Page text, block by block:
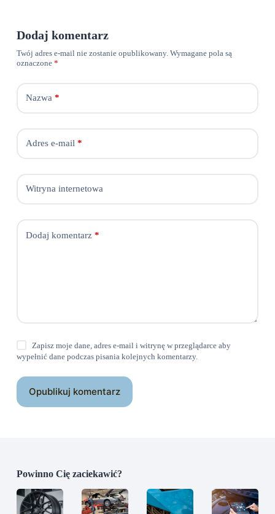
Dodaj komentarz
Twój adres e-mail nie zostanie opublikowany. Wymagane pola są
oznaczone *
Nazwa*
Adres e-mail*
Witryna internetowa
Dodaj komentarz*
Zapisz moje dane, adres e-mail i witrynę w przeglądarce aby
wypełnić dane podczas pisania kolejnych komentarzy.
Opublikuj komentarz
Powinno Cię zaciekawić?